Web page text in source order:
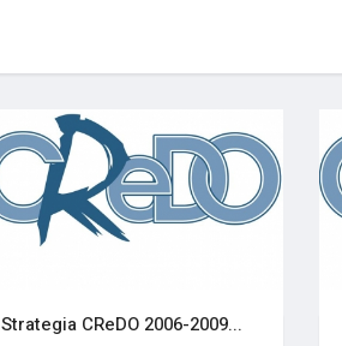
Strategia CReDO 2006-2009...